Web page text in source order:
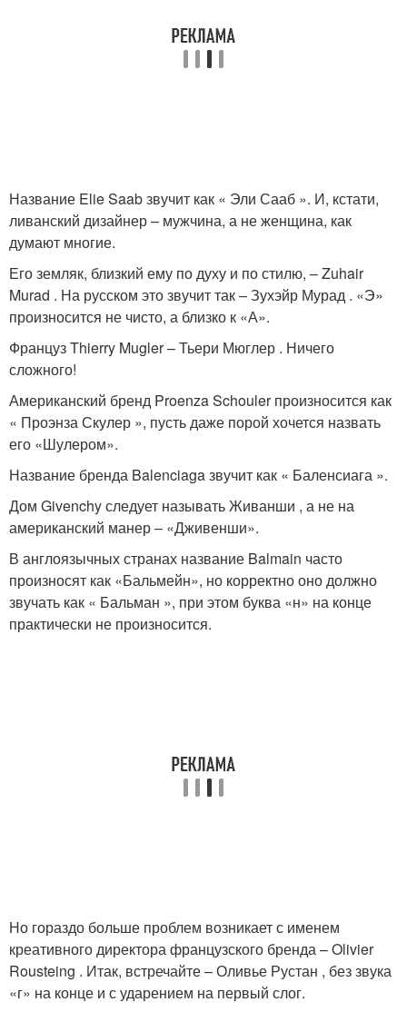
Название Elie Saab звучит как « Эли Сааб ». И, кстати,
ливанский дизайнер – мужчина, а не женщина, как
думают многие.
Его земляк, близкий ему по духу и по стилю, – Zuhair
Murad . На русском это звучит так – Зухэйр Мурад . «Э»
произносится не чисто, а близко к «А».
Француз Thierry Mugler – Тьери Мюглер . Ничего
сложного!
Американский бренд Proenza Schouler произносится как
« Проэнза Скулер », пусть даже порой хочется назвать
его «Шулером».
Название бренда Balenciaga звучит как « Баленсиага ».
Дом Givenchy следует называть Живанши , а не на
американский манер – «Дживенши».
В англоязычных странах название Balmain часто
произносят как «Бальмейн», но корректно оно должно
звучать как « Бальман », при этом буква «н» на конце
практически не произносится.
Но гораздо больше проблем возникает с именем
креативного директора французского бренда – Olivier
Rousteing . Итак, встречайте – Оливье Рустан , без звука
«г» на конце и с ударением на первый слог.